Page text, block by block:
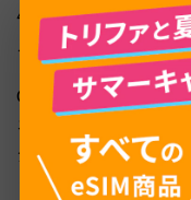
4. 「データローミン
スイッチをオンにする
Galaxyシリーズの場
ネットワーク」→「
シリーズの場合は「
ット」→「SIM」→